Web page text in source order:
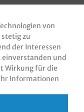
von
zu
der Interessen
einverstanden und
Wirkung für die
Informationen